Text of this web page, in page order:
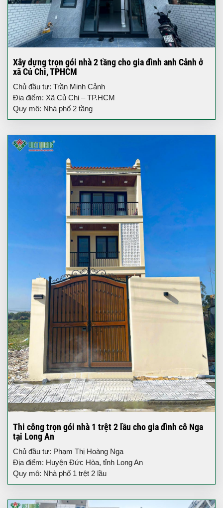
Xây dựng trọn gói nhà 2 tầng cho gia đình anh Cảnh ở
xã Củ Chi, TPHCM
Chủ đầu tư: Trần Minh Cảnh
Địa điểm: Xã Củ Chi – TP.HCM
Quy mô: Nhà phố 2 tầng
Thi công trọn gói nhà 1 trệt 2 lầu cho gia đình cô Nga
tại Long An
Chủ đầu tư: Phạm Thị Hoàng Nga
Địa điểm: Huyện Đức Hòa, tỉnh Long An
Quy mô: Nhà phố 1 trệt 2 lầu